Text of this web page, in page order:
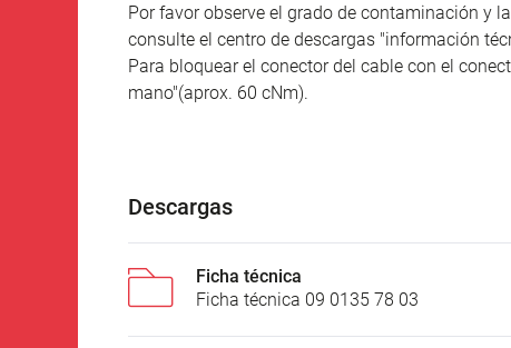
Por favor observe el grado de contaminación y
consulte el centro de descargas "información
Para bloquear el conector del cable con el
mano"(aprox. 60 cNm).
Descargas
Ficha técnica
Ficha técnica 09 0135 78 03